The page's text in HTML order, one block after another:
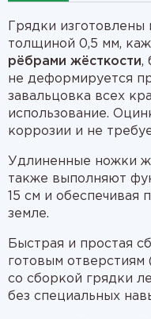
Грядки изготовлены
толщиной 0,5 мм,
рёбрами жёсткости,
не деформируется
завальцовка всех
использование.
коррозии и не
Удлиненные ножки
также выполняют
15 см и обеспечивая
земле.
Быстрая и простая
готовым
со сборкой грядки
без специальных